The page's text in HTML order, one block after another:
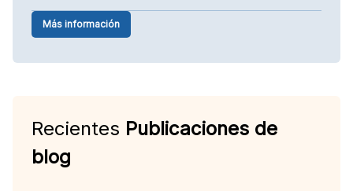
Más información
Recientes Publicaciones de
blog